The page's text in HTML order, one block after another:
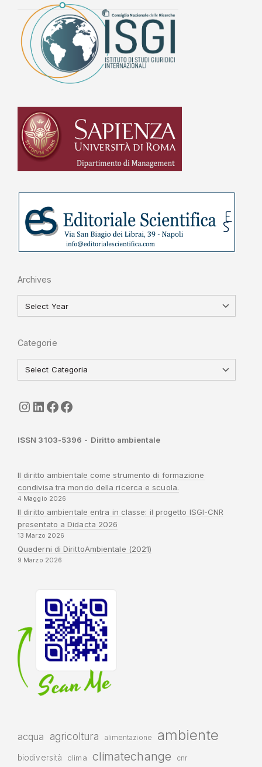
Archives
Categorie
seguici
LinkedIn
ISGI-CNRSapienza
ISSN 3103-5396 - Diritto ambientale
Il diritto ambientale come strumento di formazione
condivisa tra mondo della ricerca e scuola.
4 Maggio 2026
Il diritto ambientale entra in classe: il progetto ISGI-CNR
presentato a Didacta 2026
13 Marzo 2026
Quaderni di DirittoAmbientale (2021)
9 Marzo 2026
acqua agricoltura alimentazione ambiente
biodiversità clima climatechange cnr